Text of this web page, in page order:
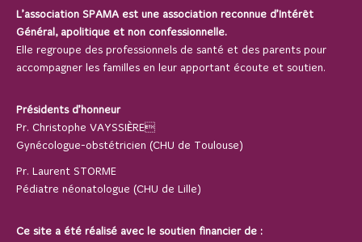
L’association SPAMA est une association reconnue d’Intérêt
Général, apolitique et non confessionnelle.
Elle regroupe des professionnels de santé et des parents pour
accompagner les familles en leur apportant écoute et soutien.
Présidents d’honneur
Pr. Christophe VAYSSIÈRE
Gynécologue-obstétricien (CHU de Toulouse)
Pr. Laurent STORME
Pédiatre néonatologue (CHU de Lille)
Ce site a été réalisé avec le soutien financier de :